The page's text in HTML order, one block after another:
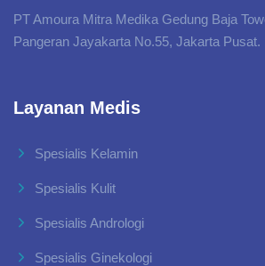
PT Amoura Mitra Medika Gedung Baja
Pangeran Jayakarta No.55, Jakarta Pusat.
Layanan Medis
Spesialis Kelamin
Spesialis Kulit
Spesialis Andrologi
Spesialis Ginekologi